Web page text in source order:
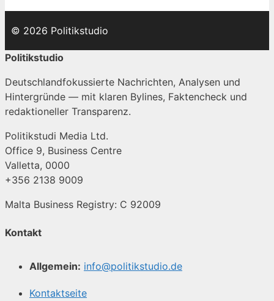
© 2026 Politikstudio
Politikstudio
Deutschlandfokussierte Nachrichten, Analysen und
Hintergründe — mit klaren Bylines, Faktencheck und
redaktioneller Transparenz.
Politikstudi Media Ltd.
Office 9, Business Centre
Valletta, 0000
+356 2138 9009
Malta Business Registry: C 92009
Kontakt
Allgemein: info@politikstudio.de
Kontaktseite